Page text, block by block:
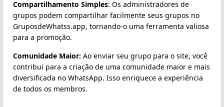
Compartilhamento Simples: Os administradores de
grupos podem compartilhar facilmente seus grupos no
GruposdeWhatss.app, tornando-o uma ferramenta valiosa
para a promoção.
Comunidade Maior: Ao enviar seu grupo para o site, você
contribui para a criação de uma comunidade maior e mais
diversificada no WhatsApp. Isso enriquece a experiência
de todos os membros.